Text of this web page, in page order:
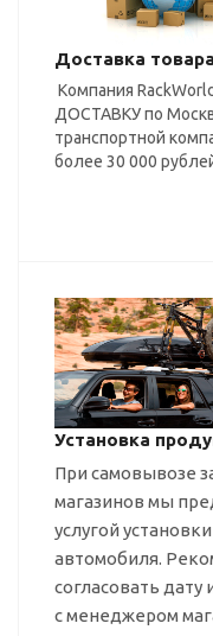
Доставка товара
Компания
ДОСТАВКУ по
транспортной
более 30 000
Установка
При самовывозе
магазинов мы
услугой
автомобиля.
согласовать
с менеджером